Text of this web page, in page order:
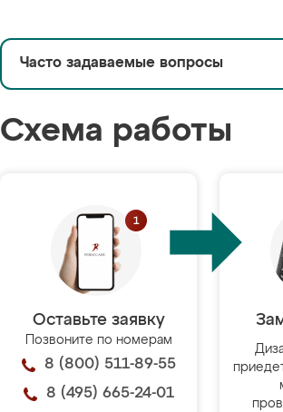
Часто задаваемые вопросы
Схема работы
Оставьте заявку
Позвоните по номерам
8 (800) 511-89-55
8 (495) 665-24-01